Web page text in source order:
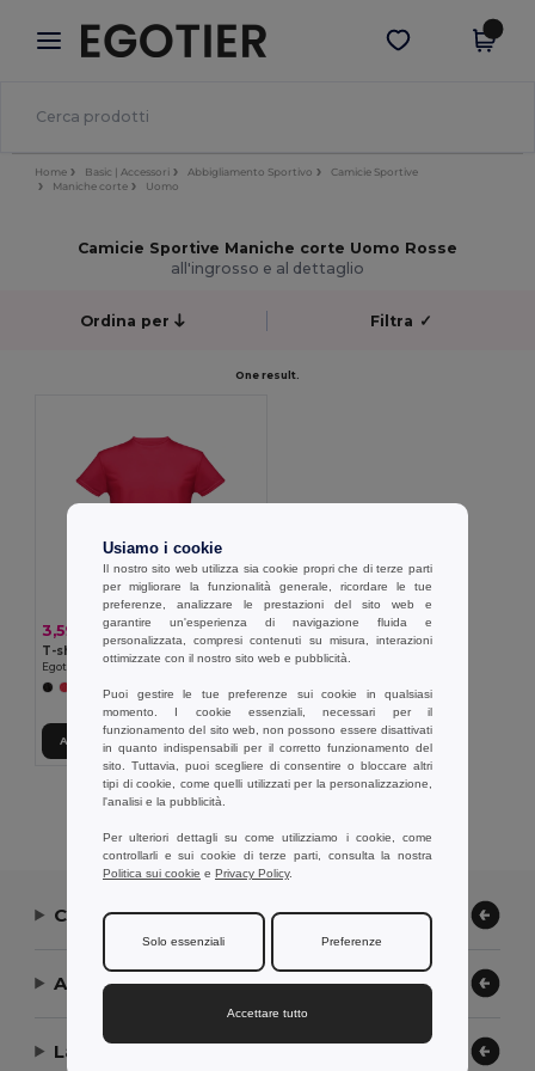
× App Egotier
Prezzi migliori sull'app!
Scarica app
Home Basic | Accessori Abbigliamento Sportivo
Camicie Sportive
Maniche corte
Uomo
Camicie Sportive Maniche corte Uomo Rosse
all'ingrosso e al dettaglio
Ordina per Filtra ✓
One result.
3,59 €
T-shirt tecnica da uomo
Egotier 30127
+1 Colori
Aggiungi al carrello
Visualizzazione Di Tutti I Prodotti.
Contattaci
Aiuto or Assistenza
La nostra azienda
Usiamo i cookie
Il nostro sito web utilizza sia cookie propri che di terze parti
per migliorare la funzionalità generale, ricordare le tue
preferenze, analizzare le prestazioni del sito web e
garantire un'esperienza di navigazione fluida e
personalizzata, compresi contenuti su misura, interazioni
ottimizzate con il nostro sito web e pubblicità.
Puoi gestire le tue preferenze sui cookie in qualsiasi
momento. I cookie essenziali, necessari per il
funzionamento del sito web, non possono essere disattivati
in quanto indispensabili per il corretto funzionamento del
sito. Tuttavia, puoi scegliere di consentire o bloccare altri
tipi di cookie, come quelli utilizzati per la personalizzazione,
l'analisi e la pubblicità.
Per ulteriori dettagli su come utilizziamo i cookie, come
controllarli e sui cookie di terze parti, consulta la nostra
Politica sui cookie e Privacy Policy.
Solo essenziali Preferenze
Accettare tutto